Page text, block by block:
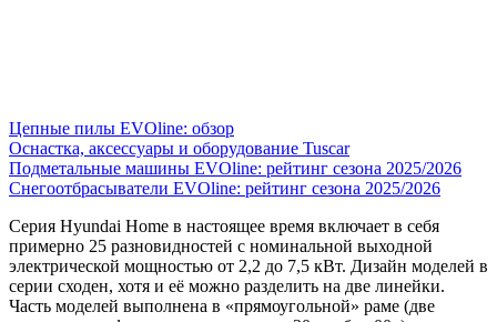
Цепные пилы EVOline: обзор
Оснастка, аксессуары и оборудование Tuscar
Подметальные машины EVOline: рейтинг сезона 2025/2026
Снегоотбрасыватели EVOline: рейтинг сезона 2025/2026
Серия Hyundai Home в настоящее время включает в себя
пример­но 25 разновидностей с номинальной выходной
электрической мощ­ностью от 2,2 до 7,5 кВт. Дизайн моделей в
серии сходен, хотя и её можно разделить на две линейки.
Часть моделей выполнена в «пря­моугольной» раме (две